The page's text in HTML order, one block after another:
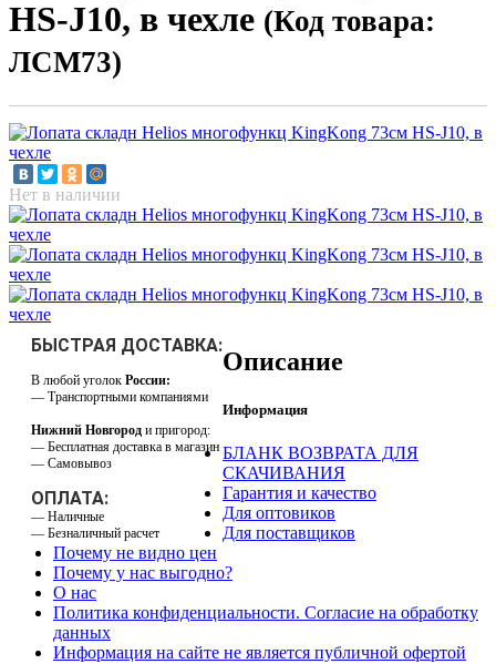
HS-J10, в чехле (Код товара:
ЛСМ73)
Нет в наличии
БЫСТРАЯ ДОСТАВКА:
В любой уголок России:
— Транспортными компаниями
Нижний Новгород и пригород:
— Бесплатная доставка в магазин
— Самовывоз
ОПЛАТА:
— Наличные
— Безналичный расчет
Описание
Информация
БЛАНК ВОЗВРАТА ДЛЯ
СКАЧИВАНИЯ
Гарантия и качество
Для оптовиков
Для поставщиков
Почему не видно цен
Почему у нас выгодно?
О нас
Политика конфиденциальности. Согласие на обработку
данных
Информация на сайте не является публичной офертой